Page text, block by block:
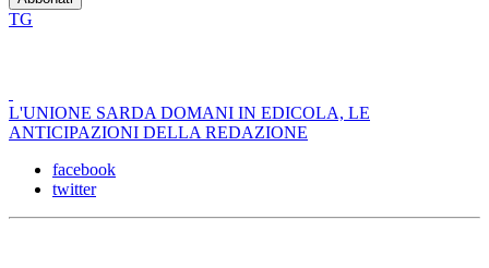
TG
L'UNIONE SARDA DOMANI IN EDICOLA, LE
ANTICIPAZIONI DELLA REDAZIONE
facebook
twitter